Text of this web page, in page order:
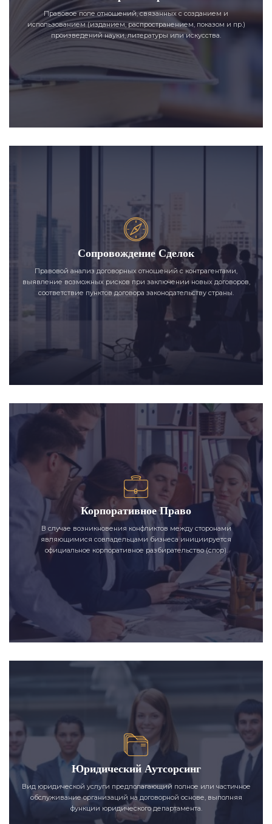
Правовое поле отношений, связанных с созданием и
использованием (изданием, распространением, показом и пр.)
произведений науки, литературы или искусства.
Сопровождение Сделок
Правовой анализ договорных отношений с контрагентами,
выявление возможных рисков при заключении новых договоров,
соответствие пунктов договора законодательству страны.
Корпоративное Право
В случае возникновения конфликтов между сторонами
являющимися совладельцами бизнеса инициируется
официальное корпоративное разбирательство (спор).
Юридический Аутсорсинг
Вид юридической услуги предполагающий полное или частичное
обслуживание организаций на договорной основе, выполняя
функции юридического департамента.